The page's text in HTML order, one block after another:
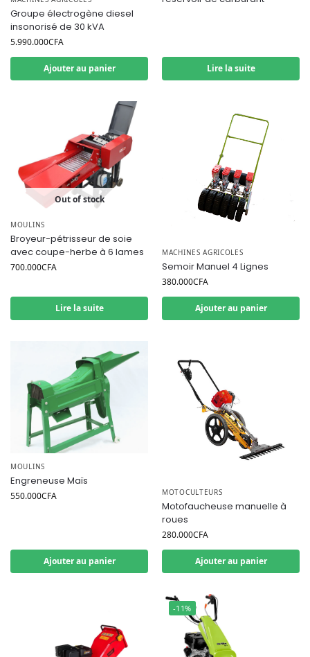
Groupe électrogène diesel
insonorisé de 30 kVA
5.990.000CFA
Ajouter au panier Lire la suite
Out of stock
MOULINS
Broyeur-pétrisseur de soie
avec coupe-herbe à 6 lames
700.000CFA
Lire la suite
MACHINES AGRICOLES
Semoir Manuel 4 Lignes
380.000CFA
Ajouter au panier
MOULINS
Engreneuse Maïs
550.000CFA
Ajouter au panier
MOTOCULTEURS
Motofaucheuse manuelle à
roues
280.000CFA
Ajouter au panier
-11%